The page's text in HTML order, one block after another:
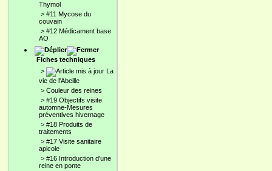
Thymol
> #11 Mycose du
couvain
> #12 Médicament base
AO
Fiches techniques
>
La
vie de l'Abeille
> Couleur des reines
> #19 Objectifs visite
automne-Mesures
préventives hivernage
> #18 Produits de
traitements
> #17 Visite sanitaire
apicole
> #16 Introduction d'une
reine en ponte